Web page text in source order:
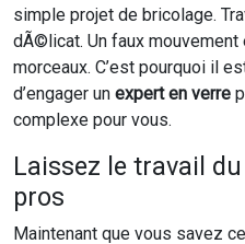
simple projet de bricolage.
dÃ©licat. Un faux
morceaux. C’est pourquoi il
d’engager un expert en verre
complexe pour vous.
Laissez le travail
pros
Maintenant que vous savez